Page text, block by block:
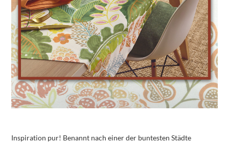
Inspiration pur! Benannt nach einer der buntesten Städte